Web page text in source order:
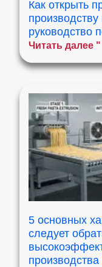
Как открыть
руководство
Читать далее "
5 основных
следует